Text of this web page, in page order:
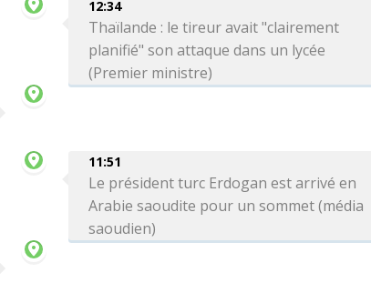
12:34
Thaïlande : le tireur avait "clairement
planifié" son attaque dans un lycée
(Premier ministre)
11:51
Le président turc Erdogan est arrivé en
Arabie saoudite pour un sommet (média
saoudien)